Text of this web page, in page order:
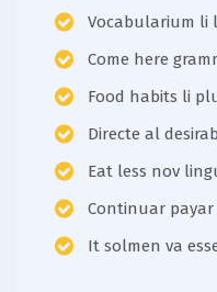
Vocabularium li
Come here
Food habits li
Directe al
Eat less nov
Continuar
It solmen va